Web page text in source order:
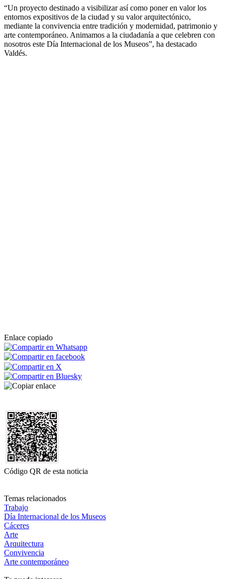
“Un proyecto destinado a visibilizar así como poner en valor los
entornos expositivos de la ciudad y su valor arquitectónico,
mediante la convivencia entre tradición y modernidad, patrimonio y
arte contemporáneo. Animamos a la ciudadanía a que celebren con
nosotros este Día Internacional de los Museos”, ha destacado
Valdés.
Enlace copiado
Código QR de esta noticia
Temas relacionados
Trabajo
Día Internacional de los Museos
Cáceres
Arte
Arquitectura
Convivencia
Arte contemporáneo